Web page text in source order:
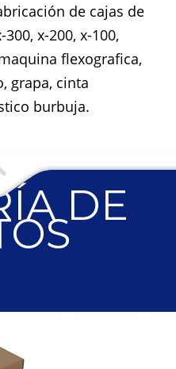
de cajas de
x-200, x-100,
flexografica,
grapa, cinta
burbuja.
DE